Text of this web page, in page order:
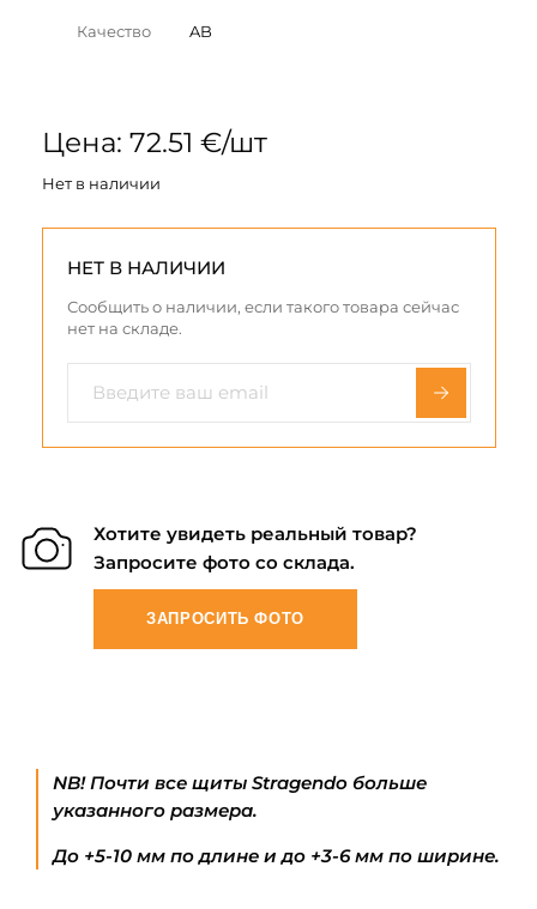
Качество AB
Цена: 72.51 €/шт
Нет в наличии
НЕТ В НАЛИЧИИ
Сообщить о наличии, если такого товара сейчас
нет на складе.
Хотите увидеть реальный товар?
Запросите фото со склада.
ЗАПРОСИТЬ ФОТО
NB! Почти все щиты Stragendo больше
указанного размера.
До +5-10 мм по длине и до +3-6 мм по ширине.